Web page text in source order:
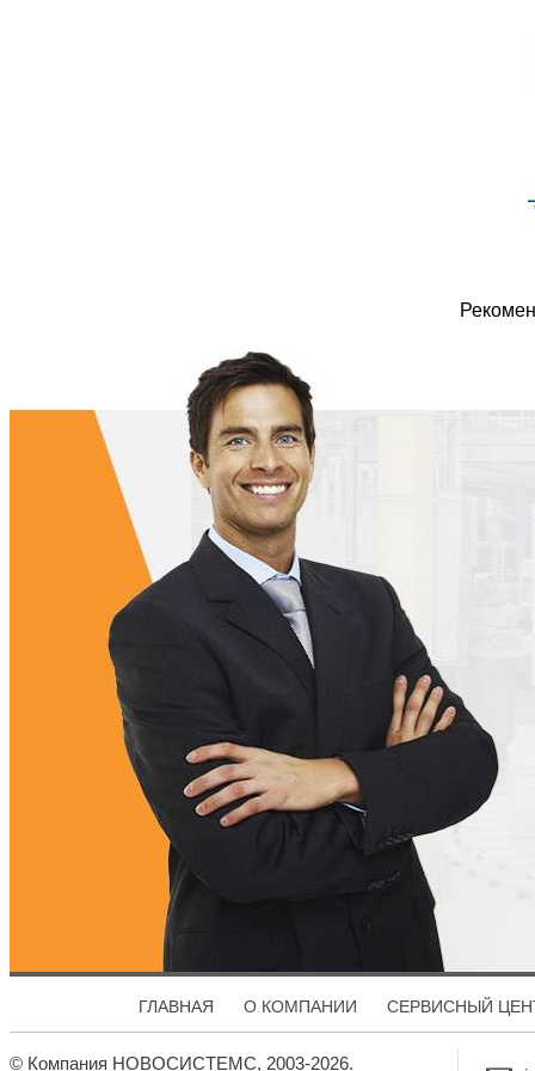
ГЛАВНАЯ О КОМПАНИИ СЕРВИСНЫЙ
© Компания НОВОСИСТЕМС, 2003-2026.